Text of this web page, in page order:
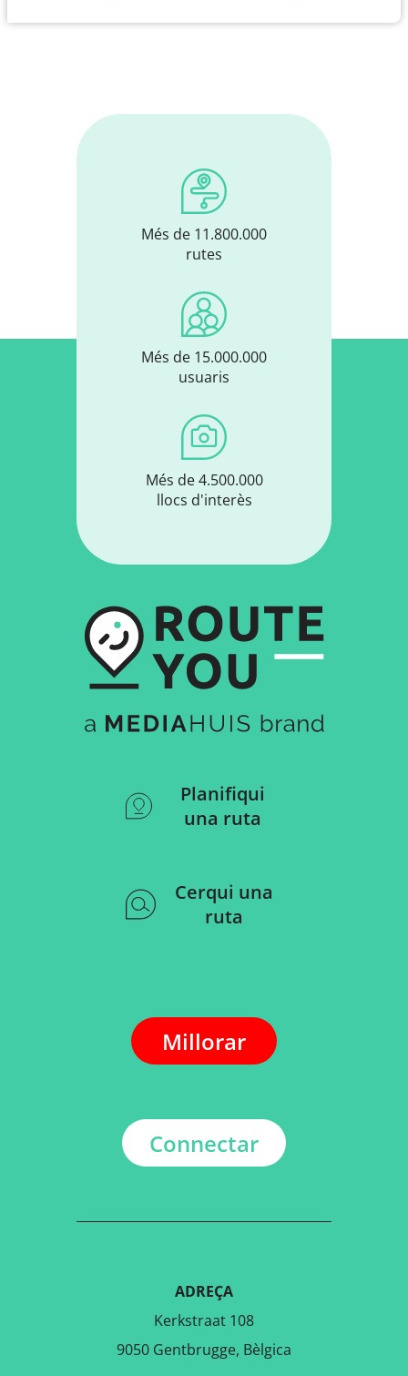
Més de 11.800.000
rutes
Més de 15.000.000
usuaris
Més de 4.500.000
llocs d'interès
Planifiqui
una ruta
Cerqui una
ruta
Millorar
Connectar
ADREÇA
Kerkstraat 108
9050 Gentbrugge, Bèlgica